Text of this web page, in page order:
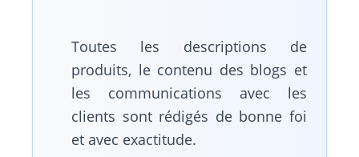
Toutes les descriptions de
produits, le contenu des blogs et
les communications avec les
clients sont rédigés de bonne foi
et avec exactitude.